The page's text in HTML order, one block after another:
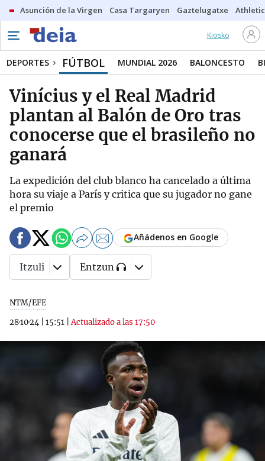
Asunción de la Virgen Casa Targaryen Gaztelugatxe Athletic
Kiosko
DEPORTES FÚTBOL MUNDIAL 2026 BALONCESTO
Vinícius y el Real Madrid
plantan al Balón de Oro tras
conocerse que el brasileño no
ganará
La expedición del club blanco ha cancelado a última
hora su viaje a París y critica que su jugador no gane
el premio
NTM/EFE
28·10·24
15:51 |Actualizado a las 17:50
Añádenos en Google
Itzuli Entzun